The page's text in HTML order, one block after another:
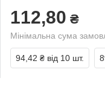
112,80 ₴
Мінімальна сума
94,42 ₴ від 10 шт.